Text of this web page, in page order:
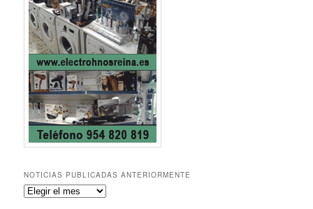
NOTICIAS PUBLICADAS ANTERIORMENTE
Noticias